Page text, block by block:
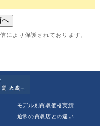
により保護されております。
モデル別買取価格実績
通常の買取店との違い